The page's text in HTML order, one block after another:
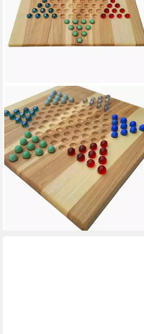
MADERA SPIELZEUGE
Spielesammlung Halma xxl
Eschenholz 2-6,
strategiespiel, 6-Personen-
Variante 60 Spielsteinen.
42,95 €
lieferbar - in 2-3 Werktagen bei dir